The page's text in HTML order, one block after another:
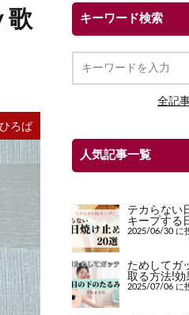
歌
ろば
キーワード検索
全記
人気記事一覧
テカらない
キープする
2025/06/30 に
ためしてガ
取る方法!効
2025/07/06 に